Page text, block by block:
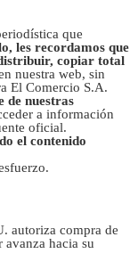
que
les recordamos que
copiar total
nuestra web, sin
El Comercio S.A.
de nuestras
a información
oficial.
el contenido
autoriza compra de
avanza hacia su